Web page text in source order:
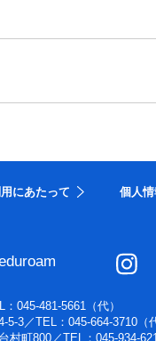
にあたって 個人
：045-481-5661（代）
5-3 ／TEL：045-664-3710（
村町800 ／TEL：045-934-